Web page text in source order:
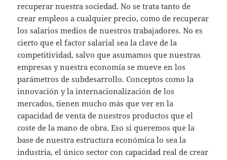
recuperar nuestra sociedad. No se trata tanto de
crear empleos a cualquier precio, como de recuperar
los salarios medios de nuestros trabajadores. No es
cierto que el factor salarial sea la clave de la
competitividad, salvo que asumamos que nuestras
empresas y nuestra economía se mueve en los
parámetros de subdesarrollo. Conceptos como la
innovación y la internacionalización de los
mercados, tienen mucho más que ver en la
capacidad de venta de nuestros productos que el
coste de la mano de obra. Eso si queremos que la
base de nuestra estructura económica lo sea la
industria, el único sector con capacidad real de crear